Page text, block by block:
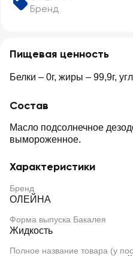
Бренд
Пищевая ценность
Белки – 0г, жиры – 99,9г,
Состав
Масло подсолнечное
вымороженное.
Характеристики
Бренд
ОЛЕЙНА
Форма выпуска Бакалея
Жидкость
Полное название товара (у